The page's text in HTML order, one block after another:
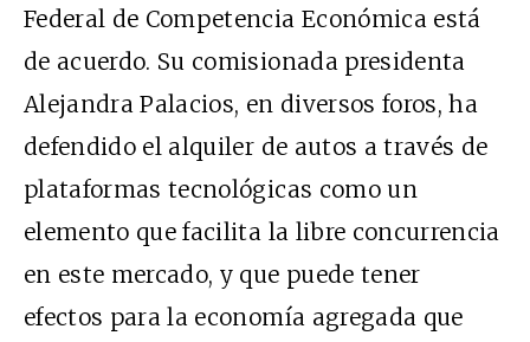
Federal de Competencia Económica está
de acuerdo. Su comisionada presidenta
Alejandra Palacios, en diversos foros, ha
defendido el alquiler de autos a través de
plataformas tecnológicas como un
elemento que facilita la libre concurrencia
en este mercado, y que puede tener
efectos para la economía agregada que